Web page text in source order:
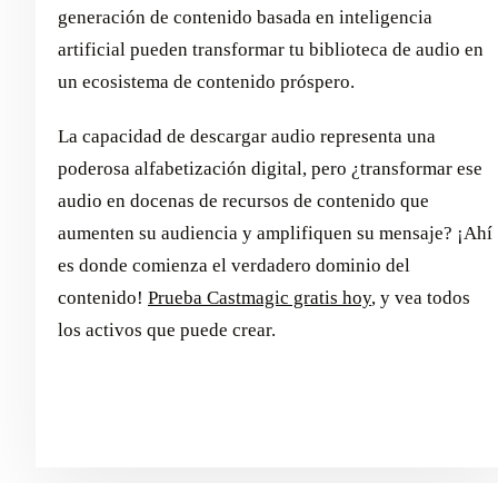
generación de contenido basada en inteligencia
artificial pueden transformar tu biblioteca de audio en
un ecosistema de contenido próspero.
La capacidad de descargar audio representa una
poderosa alfabetización digital, pero ¿transformar ese
audio en docenas de recursos de contenido que
aumenten su audiencia y amplifiquen su mensaje? ¡Ahí
es donde comienza el verdadero dominio del
contenido! Prueba Castmagic gratis hoy, y vea todos
los activos que puede crear.